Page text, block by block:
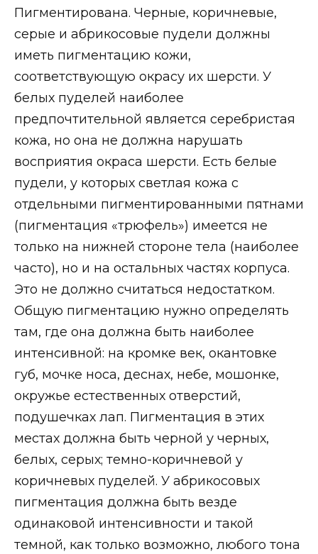
Пигментирована. Черные, коричневые,
серые и абрикосовые пудели должны
иметь пигментацию кожи,
соответствующую окрасу их шерсти. У
белых пуделей наиболее
предпочтительной является серебристая
кожа, но она не должна нарушать
восприятия окраса шерсти. Есть белые
пудели, у которых светлая кожа с
отдельными пигментированными пятнами
(пигментация «трюфель») имеется не
только на нижней стороне тела (наиболее
часто), но и на остальных частях корпуса.
Это не должно считаться недостатком.
Общую пигментацию нужно определять
там, где она должна быть наиболее
интенсивной: на кромке век, окантовке
губ, мочке носа, деснах, небе, мошонке,
окружье естественных отверстий,
подушечках лап. Пигментация в этих
местах должна быть черной у черных,
белых, серых; темно-коричневой у
коричневых пуделей. У абрикосовых
пигментация должна быть везде
одинаковой интенсивности и такой
темной, как только возможно, любого тона